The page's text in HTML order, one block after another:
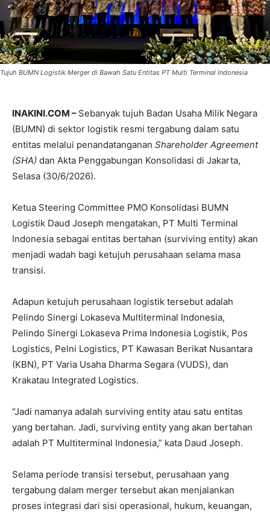
Tujuh BUMN Logistik Merger di Bawah Satu Entitas PT Multi Terminal Indonesia
INAKINI.COM – Sebanyak tujuh Badan Usaha Milik Negara
(BUMN) di sektor logistik resmi tergabung dalam satu
entitas melalui penandatanganan Shareholder Agreement
(SHA) dan Akta Penggabungan Konsolidasi di Jakarta,
Selasa (30/6/2026).
Ketua Steering Committee PMO Konsolidasi BUMN
Logistik Daud Joseph mengatakan, PT Multi Terminal
Indonesia sebagai entitas bertahan (surviving entity) akan
menjadi wadah bagi ketujuh perusahaan selama masa
transisi.
Adapun ketujuh perusahaan logistik tersebut adalah
Pelindo Sinergi Lokaseva Multiterminal Indonesia,
Pelindo Sinergi Lokaseva Prima Indonesia Logistik, Pos
Logistics, Pelni Logistics, PT Kawasan Berikat Nusantara
(KBN), PT Varia Usaha Dharma Segara (VUDS), dan
Krakatau Integrated Logistics.
“Jadi namanya adalah surviving entity atau satu entitas
yang bertahan. Jadi, surviving entity yang akan bertahan
adalah PT Multiterminal Indonesia,” kata Daud Joseph.
Selama periode transisi tersebut, perusahaan yang
tergabung dalam merger tersebut akan menjalankan
proses integrasi dari sisi operasional, hukum, keuangan,